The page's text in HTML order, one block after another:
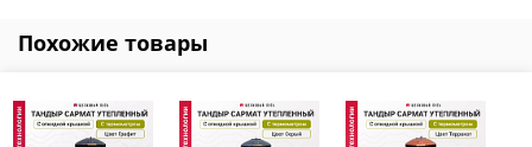
Похожие товары